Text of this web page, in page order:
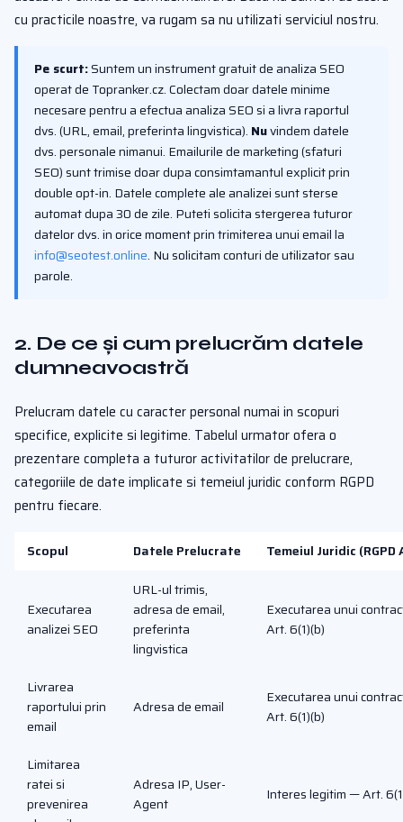
cu practicile noastre, va rugam sa nu utilizati serviciul nostru.
Pe scurt:Suntem un instrument gratuit de analiza SEO
operat de Topranker.cz. Colectam doar datele minime
necesare pentru a efectua analiza SEO si a livra raportul
dvs. (URL, email, preferinta lingvistica). Nuvindem datele
dvs. personale nimanui. Emailurile de marketing (sfaturi
SEO) sunt trimise doar dupa consimtamantul explicit prin
double opt-in. Datele complete ale analizei sunt sterse
automat dupa 30 de zile. Puteti solicita stergerea tuturor
datelor dvs. in orice moment prin trimiterea unui email la
info@seotest.online. Nu solicitam conturi de utilizator sau
parole.
2. De ce și cum prelucrăm datele
dumneavoastră
Prelucram datele cu caracter personal numai in scopuri
specifice, explicite si legitime. Tabelul urmator ofera o
prezentare completa a tuturor activitatilor de prelucrare,
categoriile de date implicate si temeiul juridic conform RGPD
pentru fiecare.
Scopul Datele Prelucrate Temeiul Juridic
Executarea
analizei SEO
URL-ul trimis,
adresa de email,
preferinta
lingvistica
Executarea unui
Art. 6(1)(b)
Livrarea
raportului prin
email
Adresa de email
Executarea unui
Art. 6(1)(b)
Limitarea
ratei si
prevenirea
Adresa IP, User-
Agent
Interes legitim — Art.